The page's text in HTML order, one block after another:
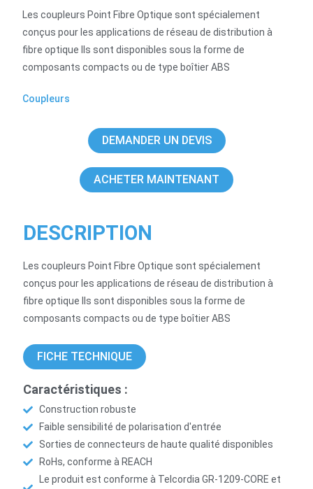
Les coupleurs Point Fibre Optique sont spécialement
conçus pour les applications de réseau de distribution à
fibre optique Ils sont disponibles sous la forme de
composants compacts ou de type boîtier ABS
Coupleurs
DEMANDER UN DEVIS
ACHETER MAINTENANT
DESCRIPTION
Les coupleurs Point Fibre Optique sont spécialement
conçus pour les applications de réseau de distribution à
fibre optique Ils sont disponibles sous la forme de
composants compacts ou de type boîtier ABS
FICHE TECHNIQUE
Caractéristiques :
Construction robuste
Faible sensibilité de polarisation d'entrée
Sorties de connecteurs de haute qualité disponibles
RoHs, conforme à REACH
Le produit est conforme à Telcordia GR-1209-CORE et